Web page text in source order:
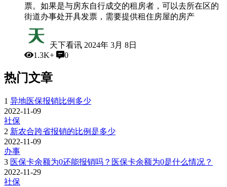
票。如果是与房东自行成交的租房者，可以去所在区的
街道办事处开具发票，需要提供租住房屋的房产
天下看讯 2024年 3月 8日
1.3K+
0
热门文章
1 异地医保报销比例多少
2022-11-09
社保
2 新农合跨省报销的比例是多少
2022-11-09
办事
3 医保卡余额为0还能报销吗？医保卡余额为0是什么情况？
2022-11-29
社保